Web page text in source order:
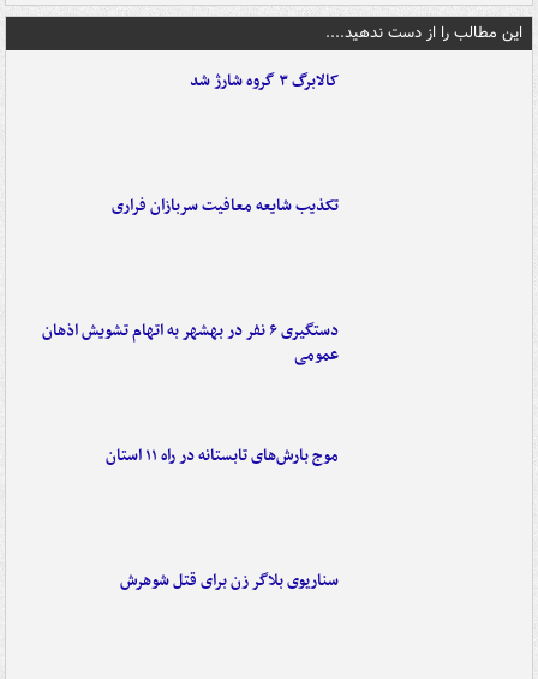
این مطالب را از دست ندهید....
کالابرگ ۳ گروه شارژ شد
تکذیب شایعه معافیت سربازان فراری
دستگیری ۶ نفر در بهشهر به اتهام تشویش اذهان
عمومی
موج بارش‌های تابستانه در راه ۱۱ استان
سناریوی بلاگر زن برای قتل شوهرش